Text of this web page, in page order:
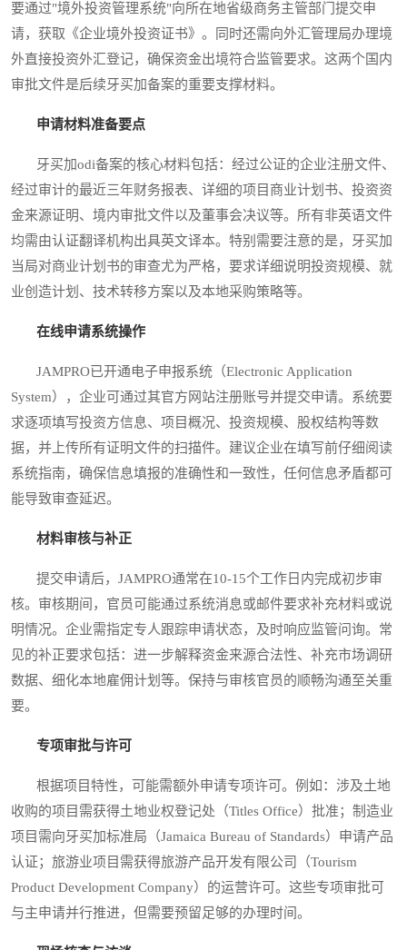
要通过"境外投资管理系统"向所在地省级商务主管部门提交申
请，获取《企业境外投资证书》。同时还需向外汇管理局办理境
外直接投资外汇登记，确保资金出境符合监管要求。这两个国内
审批文件是后续牙买加备案的重要支撑材料。
申请材料准备要点
牙买加odi备案的核心材料包括：经过公证的企业注册文件、
经过审计的最近三年财务报表、详细的项目商业计划书、投资资
金来源证明、境内审批文件以及董事会决议等。所有非英语文件
均需由认证翻译机构出具英文译本。特别需要注意的是，牙买加
当局对商业计划书的审查尤为严格，要求详细说明投资规模、就
业创造计划、技术转移方案以及本地采购策略等。
在线申请系统操作
JAMPRO已开通电子申报系统（Electronic Application
System），企业可通过其官方网站注册账号并提交申请。系统要
求逐项填写投资方信息、项目概况、投资规模、股权结构等数
据，并上传所有证明文件的扫描件。建议企业在填写前仔细阅读
系统指南，确保信息填报的准确性和一致性，任何信息矛盾都可
能导致审查延迟。
材料审核与补正
提交申请后，JAMPRO通常在10-15个工作日内完成初步审
核。审核期间，官员可能通过系统消息或邮件要求补充材料或说
明情况。企业需指定专人跟踪申请状态，及时响应监管问询。常
见的补正要求包括：进一步解释资金来源合法性、补充市场调研
数据、细化本地雇佣计划等。保持与审核官员的顺畅沟通至关重
要。
专项审批与许可
根据项目特性，可能需额外申请专项许可。例如：涉及土地
收购的项目需获得土地业权登记处（Titles Office）批准；制造业
项目需向牙买加标准局（Jamaica Bureau of Standards）申请产品
认证；旅游业项目需获得旅游产品开发有限公司（Tourism
Product Development Company）的运营许可。这些专项审批可
与主申请并行推进，但需要预留足够的办理时间。